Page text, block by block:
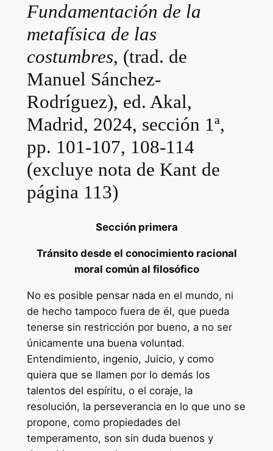
Fundamentación de la
metafísica de las
costumbres, (trad. de
Manuel Sánchez-
Rodríguez), ed. Akal,
Madrid, 2024, sección 1ª,
pp. 101-107, 108-114
(excluye nota de Kant de
página 113)
Sección primera
Tránsito desde el conocimiento racional
moral común al filosófico
No es posible pensar nada en el mundo, ni
de hecho tampoco fuera de él, que pueda
tenerse sin restricción por bueno, a no ser
únicamente una buena voluntad.
Entendimiento, ingenio, Juicio, y como
quiera que se llamen por lo demás los
talentos del espíritu, o el coraje, la
resolución, la perseverancia en lo que uno se
propone, como propiedades del
temperamento, son sin duda buenos y